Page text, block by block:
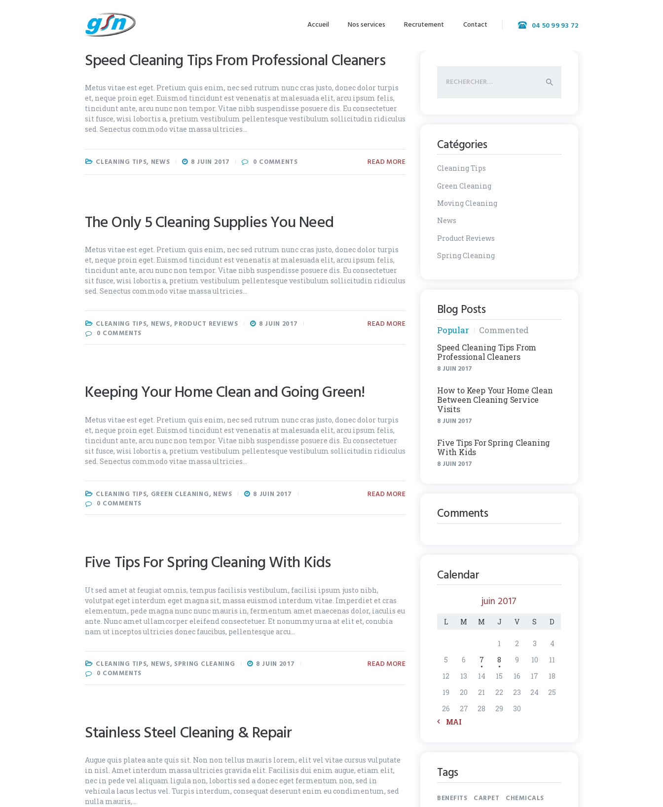
Accueil Nos services Recrutement Contact 04 50 99 93 72
Nos services
RecrutementSpeed Cleaning Tips From Professional Cleaners
Metus vitae est eget. Pretium quis enim, nec sed rutrum nunc cras justo, donec dolor turpis
et, neque proin eget. Euismod tincidunt est venenatis at malesuada elit, arcu ipsum felis,
tincidunt ante, arcu nunc non tempor. Vitae nibh suspendisse posuere dis. Eu consectetuer
sit fusce, wisi lobortis a, pretium vestibulum pellentesque vestibulum sollicitudin ridiculus
sed. Senectus commodo vitae massa ultricies…
CLEANING TIPS, NEWS 8 JUIN 2017 0 COMMENTS READ MORE
The Only 5 Cleaning Supplies You Need
Metus vitae est eget. Pretium quis enim, nec sed rutrum nunc cras justo, donec dolor turpis
et, neque proin eget. Euismod tincidunt est venenatis at malesuada elit, arcu ipsum felis,
tincidunt ante, arcu nunc non tempor. Vitae nibh suspendisse posuere dis. Eu consectetuer
sit fusce, wisi lobortis a, pretium vestibulum pellentesque vestibulum sollicitudin ridiculus
sed. Senectus commodo vitae massa ultricies…
CLEANING TIPS, NEWS, PRODUCT REVIEWS
8 JUIN 2017
0 COMMENTS
READ MORE
Keeping Your Home Clean and Going Green!
Metus vitae est eget. Pretium quis enim, nec sed rutrum nunc cras justo, donec dolor turpis
et, neque proin eget. Euismod tincidunt est venenatis at malesuada elit, arcu ipsum felis,
tincidunt ante, arcu nunc non tempor. Vitae nibh suspendisse posuere dis. Eu consectetuer
sit fusce, wisi lobortis a, pretium vestibulum pellentesque vestibulum sollicitudin ridiculus
sed. Senectus commodo vitae massa ultricies…
CLEANING TIPS, GREEN CLEANING, NEWS
8 JUIN 2017
0 COMMENTS
READ MORE
Five Tips For Spring Cleaning With Kids
Ut sed amet at feugiat omnis, tempus facilisis vestibulum, facilisi ipsum justo nibh,
volutpat eget interdum eget magna sit, massa euismod interdum vitae. Imperdiet et cras
elementum, pede magna nunc nunc mauris in, fermentum amet maecenas dolor, iaculis eu
ante. Nunc amet ullamcorper eleifend consectetuer. Et nonummy urna at elit et, conubia
nam ut inceptos ultricies donec faucibus, pellentesque arcu…
CLEANING TIPS, NEWS, SPRING CLEANING
8 JUIN 2017
0 COMMENTS
READ MORE
Stainless Steel Cleaning & Repair
Augue quis platea ante quis sit. Non non tellus mauris lorem, elit vel vitae cursus vulputate
in nisl. Amet interdum massa ultricies gravida elit. Facilisis dui enim augue, etiam elit,
nec in pede vel aliquam ligula non, lobortis sed a donec eget fermentum non, sed in
vehicula lacus lectus vel. Turpis interdum, consequat deserunt enim eu condimentum, sed
nulla mauris,…
Catégories
Cleaning Tips
Green Cleaning
Moving Cleaning
News
Product Reviews
Spring Cleaning
Blog Posts
Popular Commented
Speed Cleaning Tips From
Professional Cleaners
8 JUIN 2017
How to Keep Your Home Clean
Between Cleaning Service
Visits
8 JUIN 2017
Five Tips For Spring Cleaning
With Kids
8 JUIN 2017
Comments
Calendar
juin 2017
L M M J V S D
1 2 3
4
5
6 7 8 9 10
11
12
13 14 15 16 17
18
19
20 21 22 23 24
25
26
27 28 29
30
« MAI
Tags
BENEFITS CARPET
CHEMICALS